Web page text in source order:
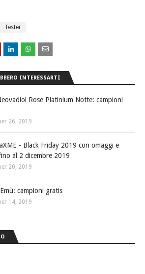
Tester
INTERESSARTI
Rose Platinium Notte: campioni
26, 2019
- Black Friday 2019 con omaggi e
al 2 dicembre 2019
20, 2019
campioni gratis
14, 2019